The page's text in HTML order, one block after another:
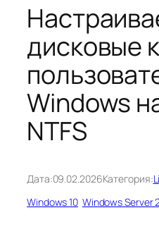
дисковые
Windows
NTFS
Дата:09.02.2026Категория:
Windows 10 Windows Server